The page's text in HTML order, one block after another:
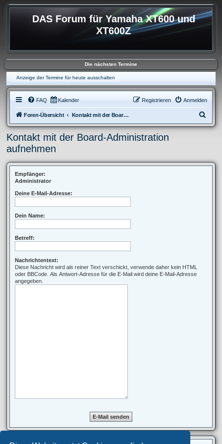
DAS Forum für Yamaha XT600 und
XT600Z
Die nächsten Termine
Anzeige der Termine für heute ausschalten
FAQ Kalender Anmelden
Registrieren
Foren-Übersicht Kontakt mit der Board-Administration aufnehmen
u
e
Kontakt mit der Board-Administration
aufnehmen
Empfänger:
Administrator
Deine E-Mail-Adresse:
Dein Name:
Betreff:
Nachrichtentext:
Diese Nachricht wird als reiner Text verschickt, verwende daher kein HTML
oder BBCode. Als Antwort-Adresse für die E-Mail wird deine E-Mail-Adresse
angegeben.